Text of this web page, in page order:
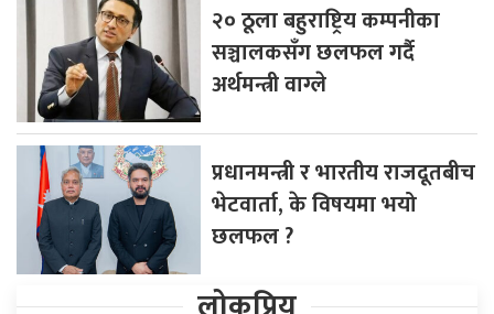
२० ठूला बहुराष्ट्रिय कम्पनीका
सञ्चालकसँग छलफल गर्दै
अर्थमन्त्री वाग्ले
प्रधानमन्त्री र भारतीय राजदूतबीच
भेटवार्ता, के विषयमा भयो
छलफल ?